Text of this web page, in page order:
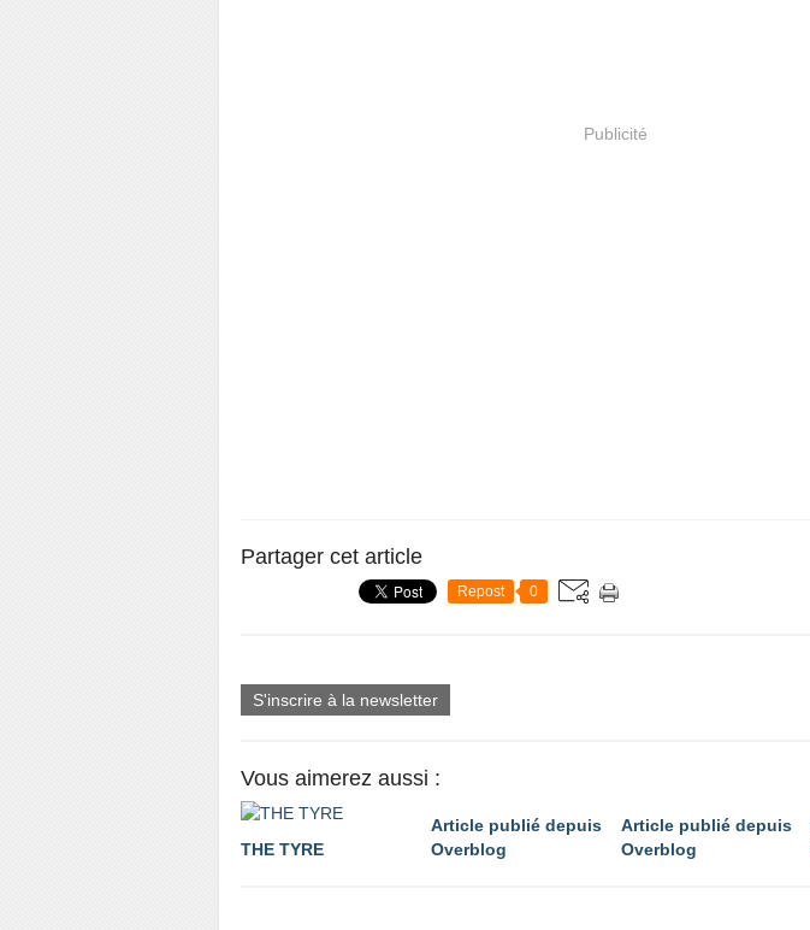
Publicité
Partager cet article
Repost 0
S'inscrire à la newsletter
Vous aimerez aussi :
THE TYRE
Article publié depuis
Overblog
Article publié depuis
Overblog